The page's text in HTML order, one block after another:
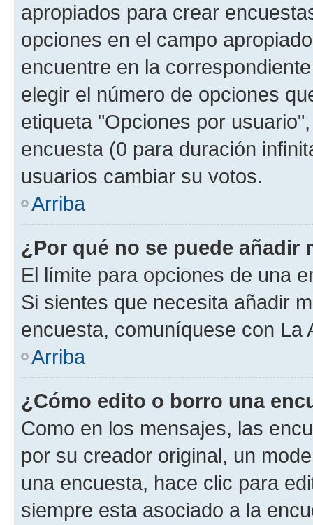
apropiados para crear
opciones en el campo
encuentre en la
elegir el número de opciones
etiqueta "Opciones por
encuesta (0 para duración
usuarios cambiar su votos.
Arriba
¿Por qué no se puede añadir
El límite para opciones de una
Si sientes que necesita añadir
encuesta, comuníquese con La
Arriba
¿Cómo edito o borro una
Como en los mensajes, las
por su creador original, un
una encuesta, hace clic para
siempre esta asociado a la